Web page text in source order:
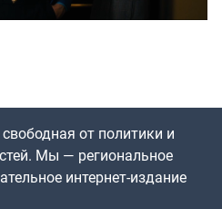
от политики и
Мы — региональное
интернет-издание